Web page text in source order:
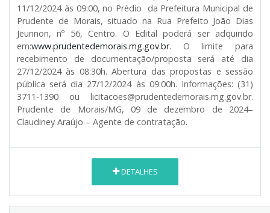
11/12/2024 às 09:00, no Prédio da Prefeitura Municipal de
Prudente de Morais, situado na Rua Prefeito João Dias
Jeunnon, nº 56, Centro. O Edital poderá ser adquirido
em:www.prudentedemorais.mg.gov.br. O limite para
recebimento de documentação/proposta será até dia
27/12/2024 às 08:30h. Abertura das propostas e sessão
pública será dia 27/12/2024 às 09:00h. Informações: (31)
3711-1390 ou licitacoes@prudentedemorais.mg.gov.br.
Prudente de Morais/MG, 09 de dezembro de 2024–
Claudiney Araújo – Agente de contratação.
DETALHES